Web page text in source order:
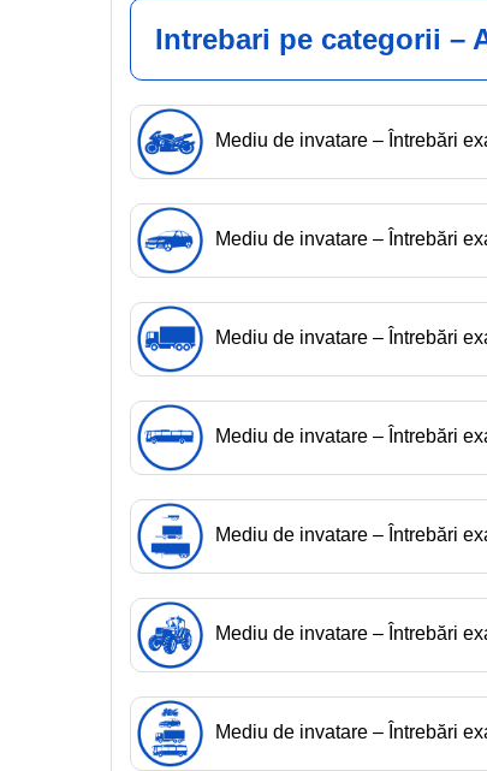
Intrebari pe categorii –
Mediu de invatare – Întrebări
Mediu de invatare – Întrebări
Mediu de invatare – Întrebări
Mediu de invatare – Întrebări
Mediu de invatare – Întrebări
Mediu de invatare – Întrebări
Mediu de invatare – Întrebări